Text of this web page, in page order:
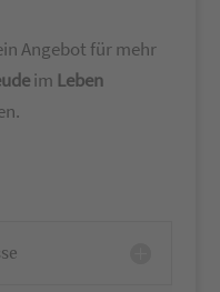
Angebot für mehr
im Leben